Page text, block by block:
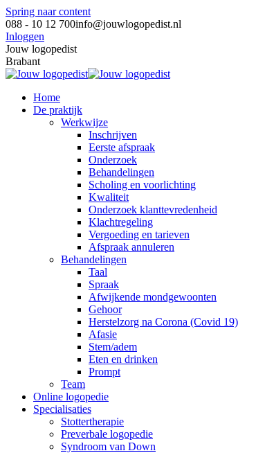
Spring naar content
088 - 10 12 700info@jouwlogopedist.nl
Inloggen
Jouw logopedist
Brabant
Home
De praktijk
Werkwijze
Inschrijven
Eerste afspraak
Onderzoek
Behandelingen
Scholing en voorlichting
Kwaliteit
Onderzoek klanttevredenheid
Klachtregeling
Vergoeding en tarieven
Afspraak annuleren
Behandelingen
Taal
Spraak
Afwijkende mondgewoonten
Gehoor
Herstelzorg na Corona (Covid 19)
Afasie
Stem/adem
Eten en drinken
Prompt
Team
Online logopedie
Specialisaties
Stottertherapie
Preverbale logopedie
Syndroom van Down